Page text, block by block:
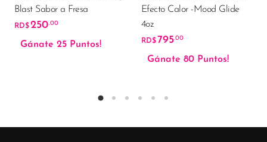
Blast Sabor a Fresa
RD$250.00
Gánate 25 Puntos!
Efecto Calor -Mood Glide
4oz
RD$ 795.00
Gánate 80 Puntos!